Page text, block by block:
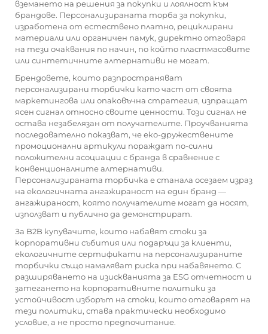
вземането на решения за покупки и лоялност към
брандове. Персонализираната торба за покупки,
изработена от естествено платно, рециклирани
материали или органичен памук, директно отговаря
на тези очаквания по начин, по който пластмасовите
или синтетичните алтернативи не могат.
Брендовете, които разпространяват
персонализирани торбички като част от своята
маркетингова или опаковъчна стратегия, изпращат
ясен сигнал относно своите ценности. Този сигнал не
остава незабелязан от получателите. Проучванията
последователно показват, че еко-дружествените
промоционални артикули пораждат по-силни
положителни асоциации с бранда в сравнение с
конвенционалните алтернативи.
Персонализираната торбичка е станала осезаем израз
на екологичната ангажираност на един бранд —
ангажираност, която получателите могат да носят,
използват и публично да демонстрират.
За B2B купувачите, които набавят стоки за
корпоративни събития или подаръци за клиенти,
екологичните сертификати на персонализираните
торбички също намаляват риска при набавянето. С
разширяването на изискванията за ESG отчетност и
затегането на корпоративните политики за
устойчивост изборът на стоки, които отговарят на
тези политики, става практически необходимо
условие, а не просто предпочитание.